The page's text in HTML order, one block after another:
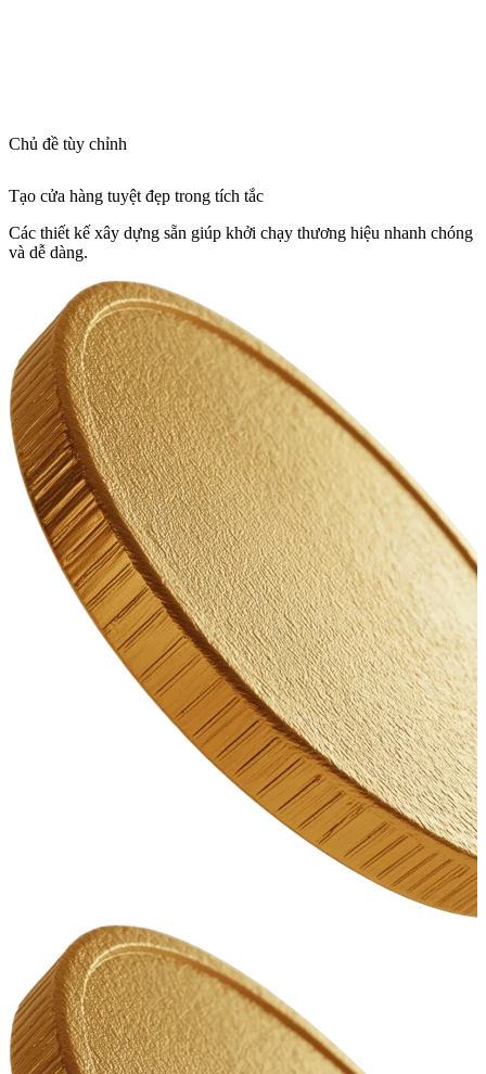
Chủ đề tùy chỉnh
Tạo cửa hàng tuyệt đẹp trong tích tắc
Các thiết kế xây dựng sẵn giúp khởi chạy thương hiệu nhanh chóng
và dễ dàng.